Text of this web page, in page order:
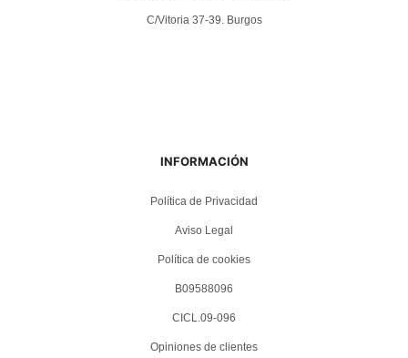
C/Vitoria 37-39. Burgos
INFORMACIÓN
Política de Privacidad
Aviso Legal
Política de cookies
B09588096
CICL.09-096
Opiniones de clientes